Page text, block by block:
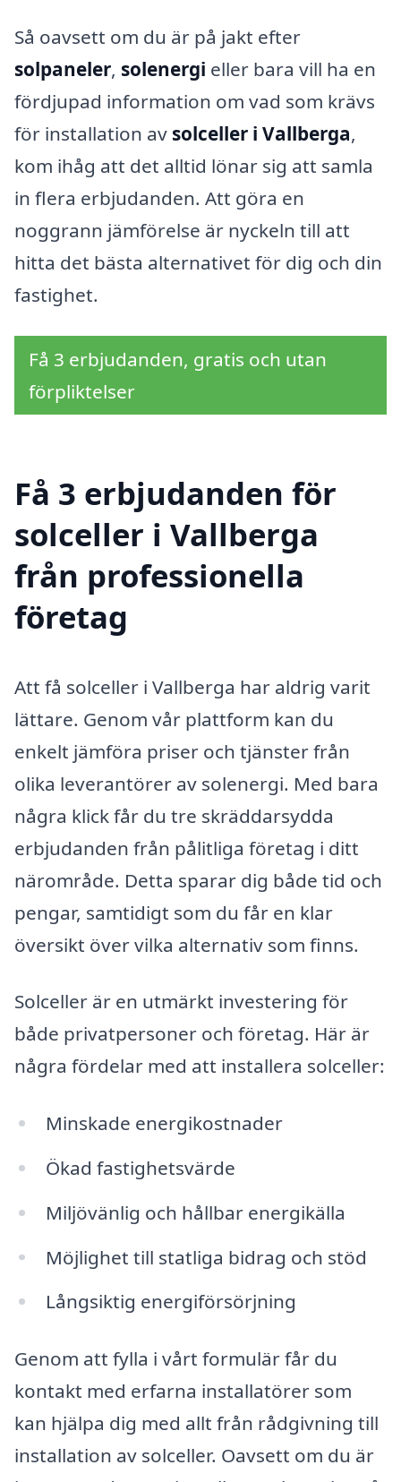
Så oavsett om du är på jakt efter
solpaneler, solenergi eller bara vill ha en
fördjupad information om vad som krävs
för installation av solceller i Vallberga,
kom ihåg att det alltid lönar sig att samla
in flera erbjudanden. Att göra en
noggrann jämförelse är nyckeln till att
hitta det bästa alternativet för dig och din
fastighet.
Få 3 erbjudanden, gratis och utan
förpliktelser
Få 3 erbjudanden för
solceller i Vallberga
från professionella
företag
Att få solceller i Vallberga har aldrig varit
lättare. Genom vår plattform kan du
enkelt jämföra priser och tjänster från
olika leverantörer av solenergi. Med bara
några klick får du tre skräddarsydda
erbjudanden från pålitliga företag i ditt
närområde. Detta sparar dig både tid och
pengar, samtidigt som du får en klar
översikt över vilka alternativ som finns.
Solceller är en utmärkt investering för
både privatpersoner och företag. Här är
några fördelar med att installera solceller:
Minskade energikostnader
Ökad fastighetsvärde
Miljövänlig och hållbar energikälla
Möjlighet till statliga bidrag och stöd
Långsiktig energiförsörjning
Genom att fylla i vårt formulär får du
kontakt med erfarna installatörer som
kan hjälpa dig med allt från rådgivning till
installation av solceller. Oavsett om du är